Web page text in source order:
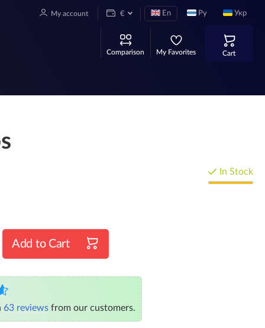
My account € Укр
Ру
En
Comparison My Favorites Cart
In Stock
Add to Cart
63 reviews from our customers.